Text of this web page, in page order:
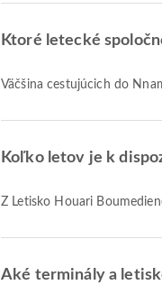
Ktoré letecké
Väčšina cestujúcich do
Koľko letov je k
Z Letisko Houari
Aké terminály a